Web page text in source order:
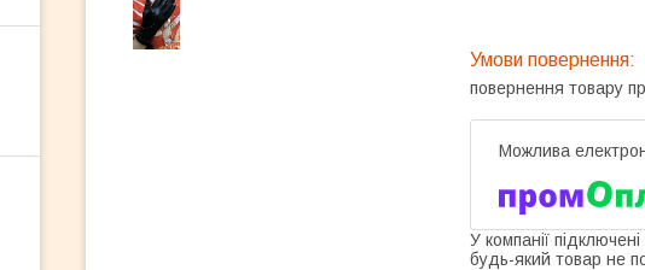
повернення товару
У компанії
будь-який товар не